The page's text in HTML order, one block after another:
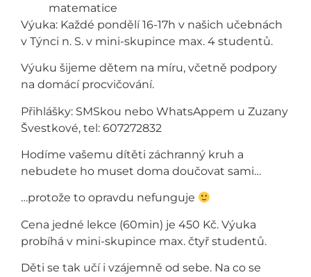
matematice
Výuka: Každé pondělí 16-17h v našich učebnách
v Týnci n. S. v mini-skupince max. 4 studentů.
Výuku šijeme dětem na míru, včetně podpory
na domácí procvičování.
Přihlášky: SMSkou nebo WhatsAppem u Zuzany
Švestkové, tel: 607272832
Hodíme vašemu dítěti záchranný kruh a
nebudete ho muset doma doučovat sami…
…protože to opravdu nefunguje
Cena jedné lekce (60min) je 450 Kč. Výuka
probíhá v mini-skupince max. čtyř studentů.
Děti se tak učí i vzájemně od sebe. Na co se